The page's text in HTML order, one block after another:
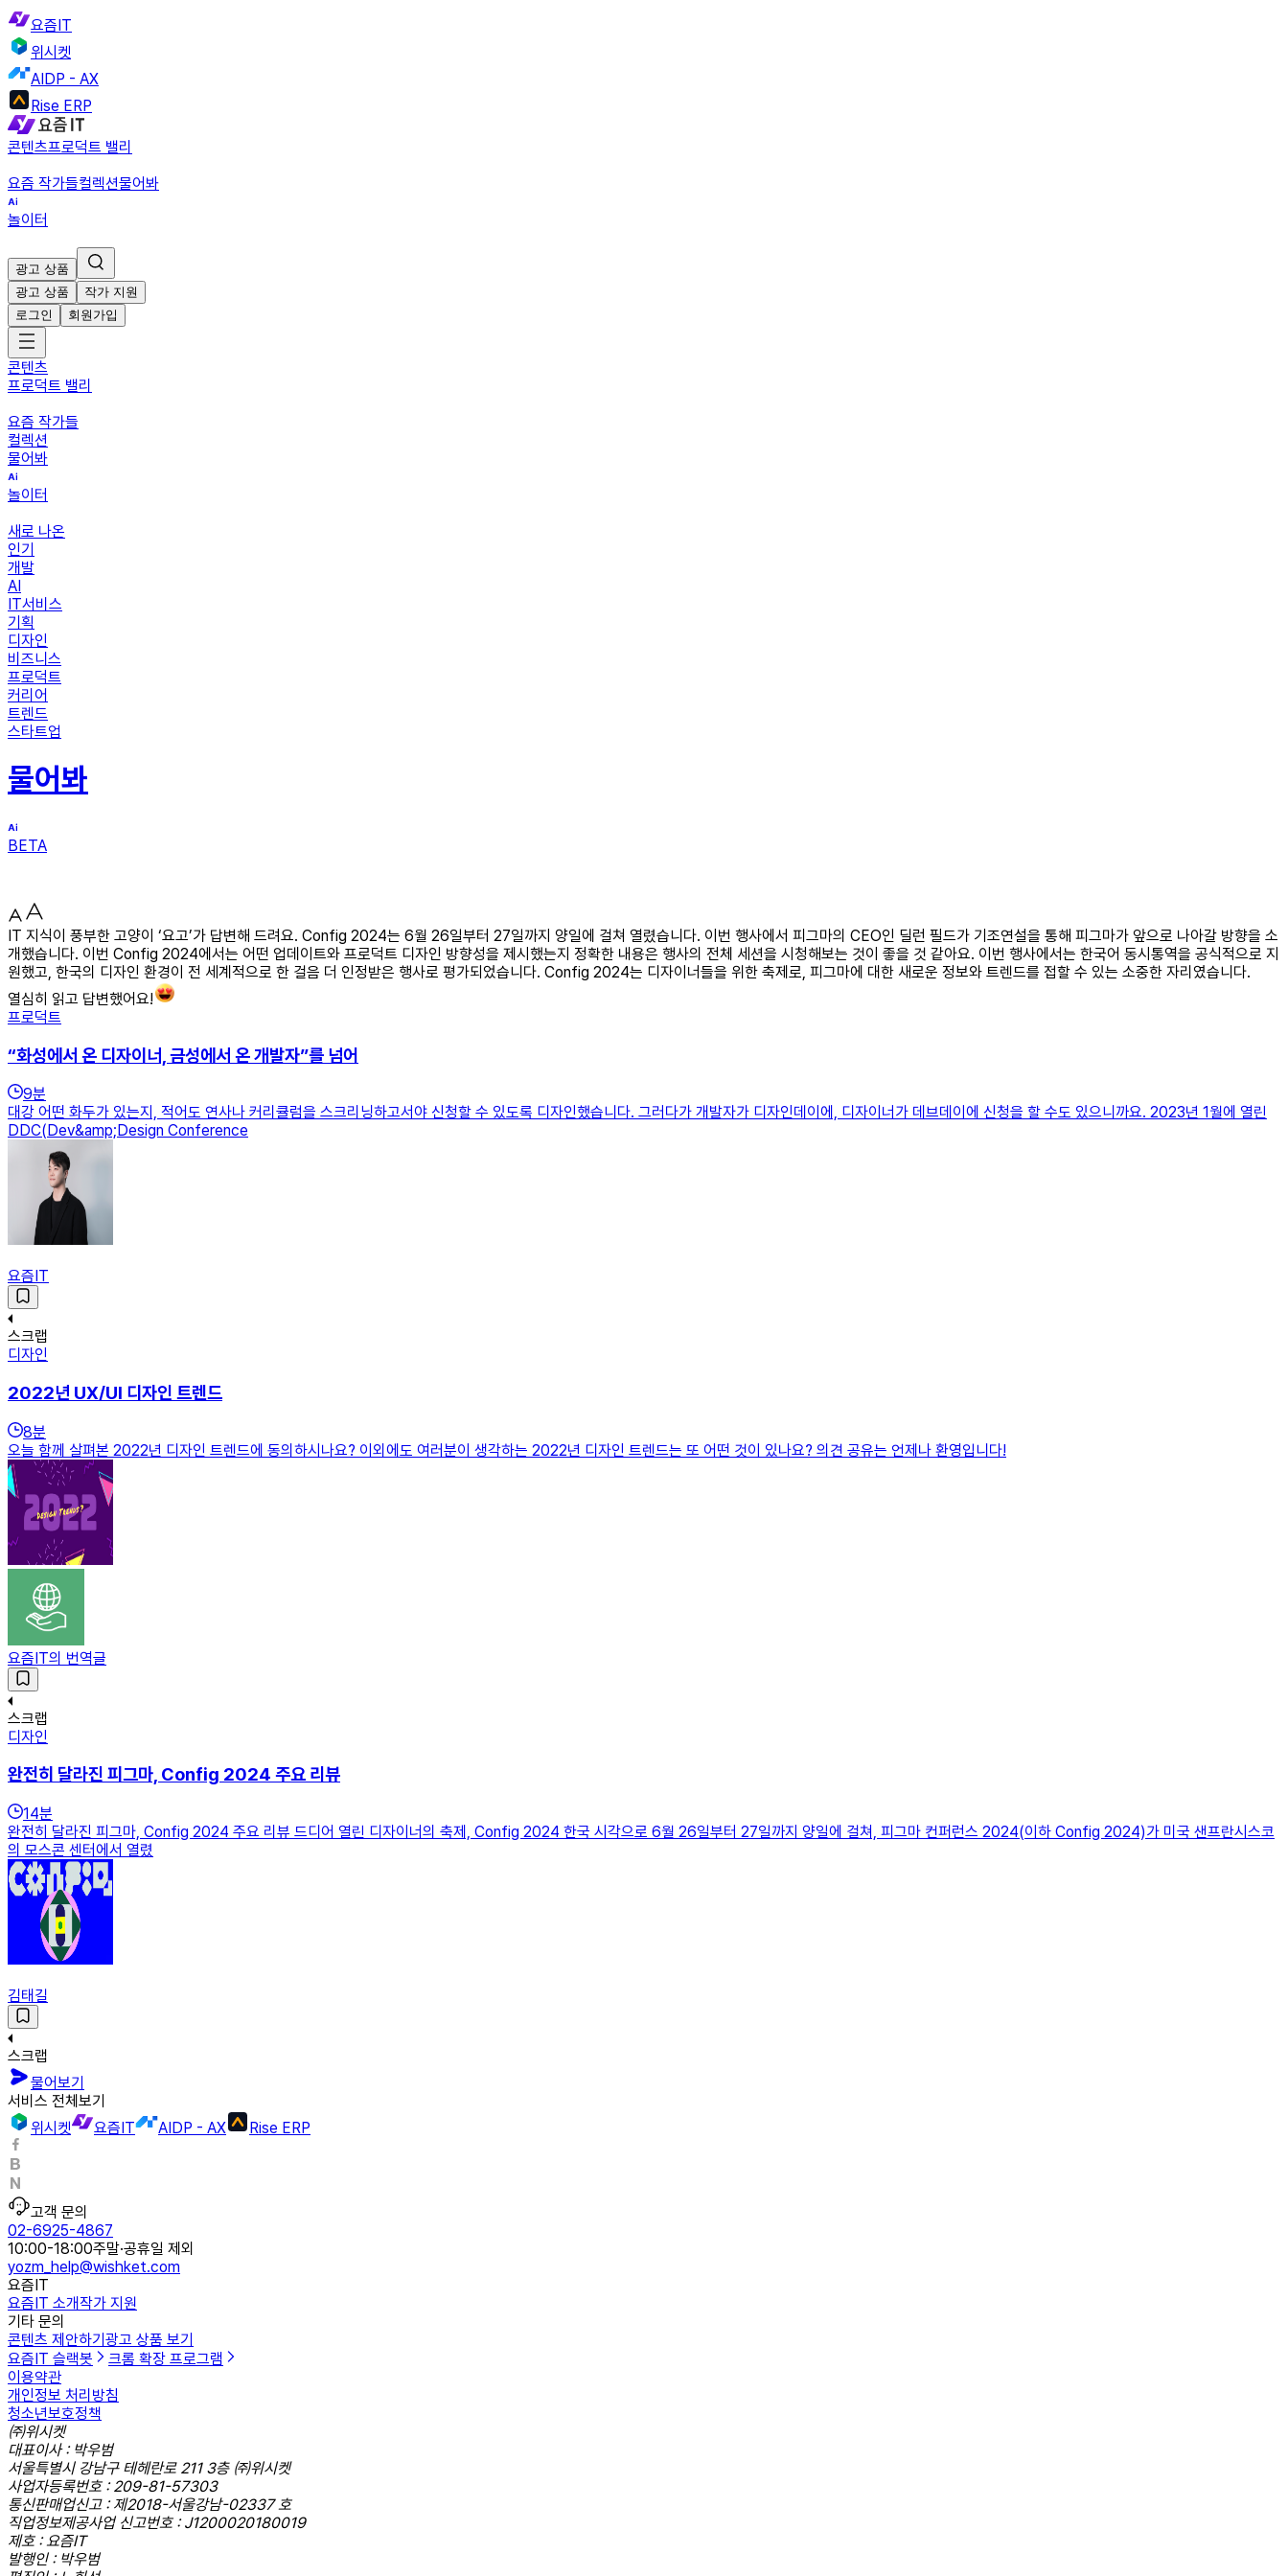
요즘IT
위시켓
AIDP - AX
Rise ERP
콘텐츠프로덕트 밸리
요즘 작가들컬렉션물어봐
놀이터
광고 상품
광고 상품
작가 지원
로그인
회원가입
콘텐츠
프로덕트 밸리
요즘 작가들
컬렉션
물어봐
놀이터
새로 나온
인기
개발
AI
IT서비스
기획
디자인
비즈니스
프로덕트
커리어
트렌드
스타트업
물어봐
BETA
IT 지식이 풍부한 고양이 ‘요고’가 답변해 드려요. Config 2024는 6월 26일부터 27일까지 양일에 걸쳐 열렸습니다. 이번 행사에서 피그마의 CEO인 딜런 필드가 기조연설을 통해 피그마가 앞으로 나아갈 방향을 소
개했습니다. 이번 Config 2024에서는 어떤 업데이트와 프로덕트 디자인 방향성을 제시했는지 정확한 내용은 행사의 전체 세션을 시청해보는 것이 좋을 것 같아요. 이번 행사에서는 한국어 동시통역을 공식적으로 지
원했고, 한국의 디자인 환경이 전 세계적으로 한 걸음 더 인정받은 행사로 평가되었습니다. Config 2024는 디자이너들을 위한 축제로, 피그마에 대한 새로운 정보와 트렌드를 접할 수 있는 소중한 자리였습니다.
열심히 읽고 답변했어요!
프로덕트
“화성에서 온 디자이너, 금성에서 온 개발자”를 넘어
9분
대강 어떤 화두가 있는지, 적어도 연사나 커리큘럼을 스크리닝하고서야 신청할 수 있도록 디자인했습니다. 그러다가 개발자가 디자인데이에, 디자이너가 데브데이에 신청을 할 수도 있으니까요. 2023년 1월에 열린
DDC(Dev&amp;Design Conference
요즘IT
스크랩
디자인
2022년 UX/UI 디자인 트렌드
8분
오늘 함께 살펴본 2022년 디자인 트렌드에 동의하시나요? 이외에도 여러분이 생각하는 2022년 디자인 트렌드는 또 어떤 것이 있나요? 의견 공유는 언제나 환영입니다!
요즘IT의 번역글
스크랩
디자인
완전히 달라진 피그마, Config 2024 주요 리뷰
14분
완전히 달라진 피그마, Config 2024 주요 리뷰 드디어 열린 디자이너의 축제, Config 2024 한국 시각으로 6월 26일부터 27일까지 양일에 걸쳐, 피그마 컨퍼런스 2024(이하 Config 2024)가 미국 샌프란시스코
의 모스콘 센터에서 열렸
김태길
스크랩
물어보기
서비스 전체보기
위시켓
요즘IT AIDP - AX Rise ERP
고객 문의
02-6925-4867
10:00-18:00주말·공휴일 제외
yozm_help@wishket.com
요즘IT
요즘IT 소개작가 지원
기타 문의
콘텐츠 제안하기 광고 상품 보기
요즘IT 슬랙봇
크롬 확장 프로그램
이용약관
개인정보 처리방침
청소년보호정책
㈜위시켓
대표이사 : 박우범
서울특별시 강남구 테헤란로 211 3층 ㈜위시켓
사업자등록번호 : 209-81-57303
통신판매업신고 : 제2018-서울강남-02337 호
직업정보제공사업 신고번호 : J1200020180019
제호 : 요즘IT
발행인 : 박우범